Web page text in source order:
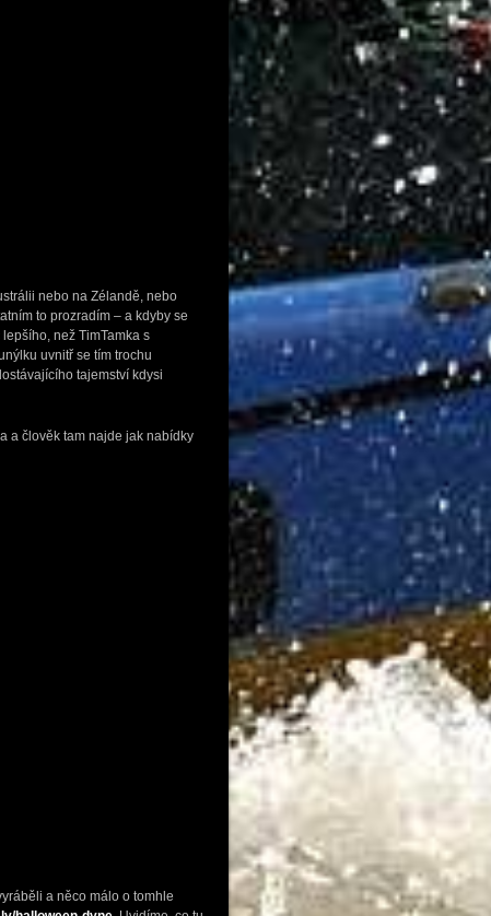
nebo na Zélandě, nebo
to prozradím – a kdyby se
než TimTamka s
uvnitř se tím trochu
tajemství kdysi
a člověk tam najde jak nabídky
a něco málo o tomhle